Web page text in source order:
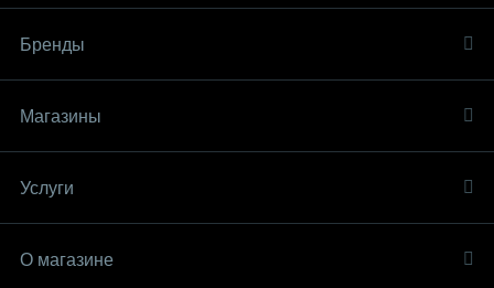
Бренды
Магазины
Услуги
О магазине